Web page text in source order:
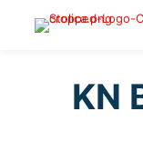
KN